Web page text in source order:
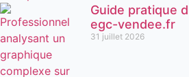
Guide pratique
egc-vendee.fr
31 juillet 2026